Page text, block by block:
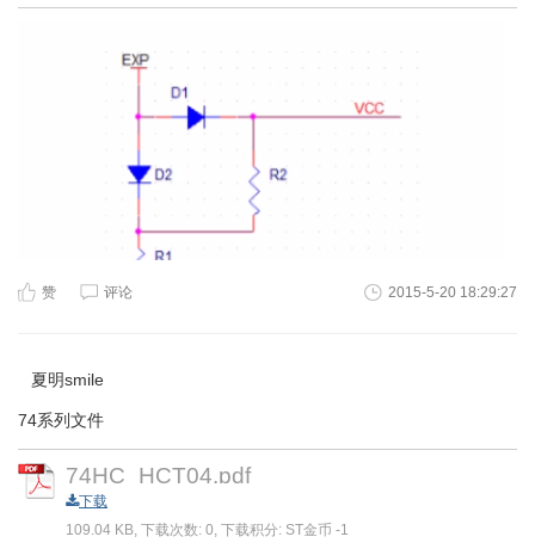
赞 评论 2015-5-20 18:29:27
夏明smile
74系列文件
74HC_HCT04.pdf
下载
109.04 KB, 下载次数: 0, 下载积分: ST金币 -1